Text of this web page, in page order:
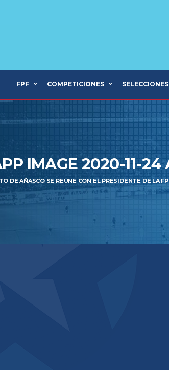
FPF COMPETICIONES
IMAGE 2020-11-24
DE AÑASCO SE REÚNE CON EL PRESIDENTE DE LA